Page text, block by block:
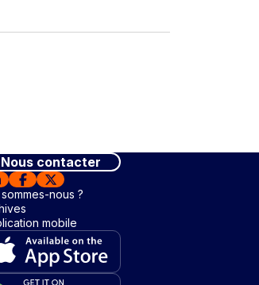
Nous contacter
nous ?
mobile